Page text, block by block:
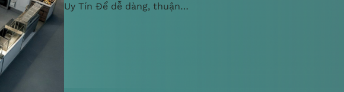
Uy Tín Để dễ dàng, thuận…